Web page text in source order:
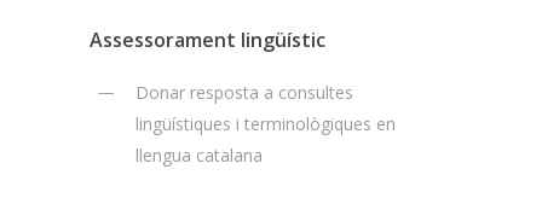
Assessorament lingüístic
Donar resposta a consultes
lingüístiques i terminològiques en
llengua catalana